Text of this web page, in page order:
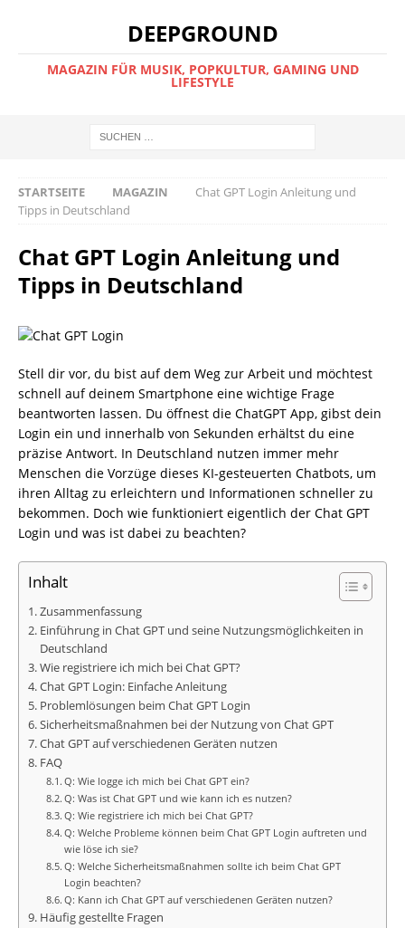
DEEPGROUND
MAGAZIN FÜR MUSIK, POPKULTUR, GAMING UND
LIFESTYLE
STARTSEITE MAGAZIN
Chat GPT Login Anleitung und
Tipps in Deutschland
Chat GPT Login Anleitung und
Tipps in Deutschland
Stell dir vor, du bist auf dem Weg zur Arbeit und möchtest
schnell auf deinem Smartphone eine wichtige Frage
beantworten lassen. Du öffnest die ChatGPT App, gibst dein
Login ein und innerhalb von Sekunden erhältst du eine
präzise Antwort. In Deutschland nutzen immer mehr
Menschen die Vorzüge dieses KI-gesteuerten Chatbots, um
ihren Alltag zu erleichtern und Informationen schneller zu
bekommen. Doch wie funktioniert eigentlich der Chat GPT
Login und was ist dabei zu beachten?
Inhalt
Zusammenfassung
Einführung in Chat GPT und seine Nutzungsmöglichkeiten in
Deutschland
Wie registriere ich mich bei Chat GPT?
Chat GPT Login: Einfache Anleitung
Problemlösungen beim Chat GPT Login
Sicherheitsmaßnahmen bei der Nutzung von Chat GPT
Chat GPT auf verschiedenen Geräten nutzen
FAQ
Q: Wie logge ich mich bei Chat GPT ein?
Q: Was ist Chat GPT und wie kann ich es nutzen?
Q: Wie registriere ich mich bei Chat GPT?
Q: Welche Probleme können beim Chat GPT Login auftreten und
wie löse ich sie?
Q: Welche Sicherheitsmaßnahmen sollte ich beim Chat GPT
Login beachten?
Q: Kann ich Chat GPT auf verschiedenen Geräten nutzen?
Häufig gestellte Fragen